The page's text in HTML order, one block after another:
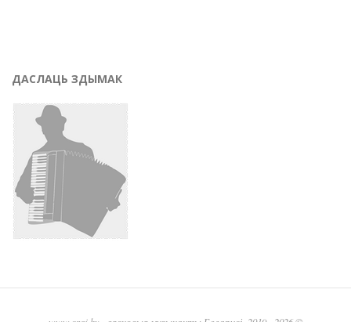
ДАСЛАЦЬ ЗДЫМАК